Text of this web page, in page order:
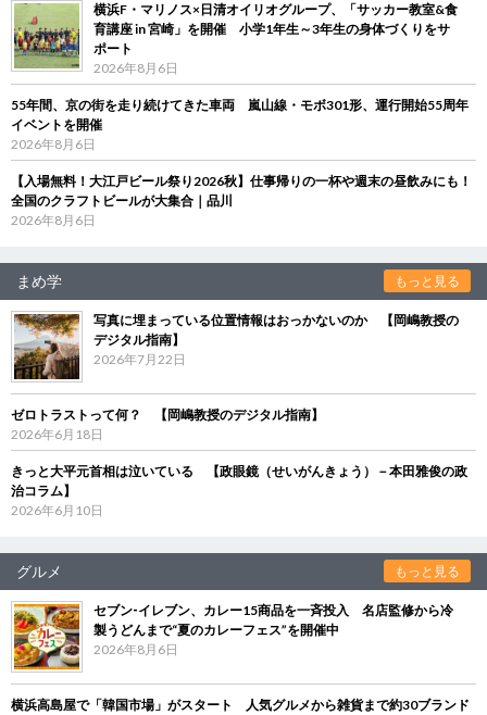
横浜F・マリノス×日清オイリオグループ、「サッカー教室&食
育講座 in 宮崎」を開催 小学1年生～3年生の身体づくりをサ
ポート
2026年8月6日
55年間、京の街を走り続けてきた車両 嵐山線・モボ301形、運行開始55周年
イベントを開催
2026年8月6日
【入場無料！大江戸ビール祭り2026秋】仕事帰りの一杯や週末の昼飲みにも！
全国のクラフトビールが大集合｜品川
2026年8月6日
まめ学 もっと見る
写真に埋まっている位置情報はおっかないのか 【岡嶋教授の
デジタル指南】
2026年7月22日
ゼロトラストって何？ 【岡嶋教授のデジタル指南】
2026年6月18日
きっと大平元首相は泣いている 【政眼鏡（せいがんきょう）－本田雅俊の政
治コラム】
2026年6月10日
グルメ もっと見る
セブン‐イレブン、カレー15商品を一斉投入 名店監修から冷
製うどんまで“夏のカレーフェス”を開催中
2026年8月6日
横浜高島屋で「韓国市場」がスタート 人気グルメから雑貨まで約30ブランド